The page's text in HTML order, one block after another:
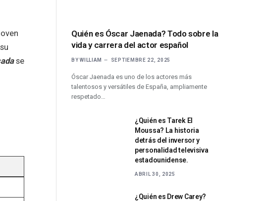
se
Quién es Óscar Jaenada? Todo sobre la
vida y carrera del actor español
BY WILLIAM SEPTIEMBRE 22, 2025
Óscar Jaenada es uno de los actores más
talentosos y versátiles de España, ampliamente
respetado…
¿Quién es Tarek El
Moussa? La historia
detrás del inversor y
personalidad televisiva
estadounidense.
ABRIL 30, 2025
¿Quién es Drew Carey?